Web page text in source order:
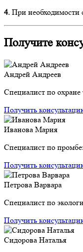
4. При необходимости
Получите
Андрей Андреев
Специалист по охране
Получить
Иванова Мария
Специалист по
Получить
Петрова Варвара
Специалист по
Получить
Сидорова Наталья